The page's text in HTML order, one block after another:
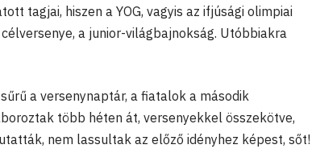
tagjai, hiszen a YOG, vagyis az ifjúsági olimpiai
a junior-világbajnokság. Utóbbiakra
a versenynaptár, a fiatalok a második
több héten át, versenyekkel összekötve,
nem lassultak az előző idényhez képest, sőt!